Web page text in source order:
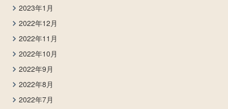
2023年1月
2022年12月
2022年11月
2022年10月
2022年9月
2022年8月
2022年7月